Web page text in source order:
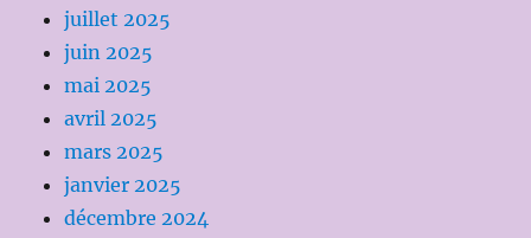
juillet 2025
juin 2025
mai 2025
avril 2025
mars 2025
janvier 2025
décembre 2024